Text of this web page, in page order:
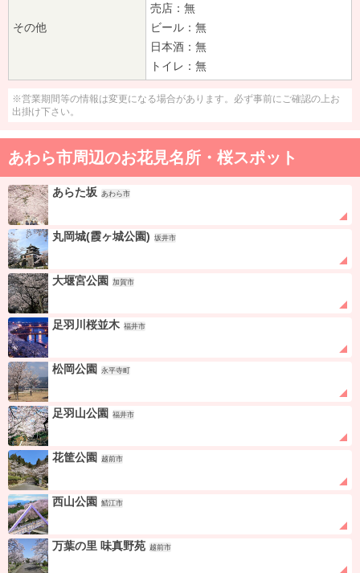
その他
売店：無
ビール：無
日本酒：無
トイレ：無
※営業期間等の情報は変更になる場合があります。必ず事前にご確認の上お
出掛け下さい。
あわら市周辺のお花見名所・桜スポット
あらた坂 あわら市
丸岡城(霞ヶ城公園) 坂井市
大堰宮公園 加賀市
足羽川桜並木 福井市
松岡公園 永平寺町
足羽山公園 福井市
花筐公園 越前市
西山公園 鯖江市
万葉の里 味真野苑 越前市